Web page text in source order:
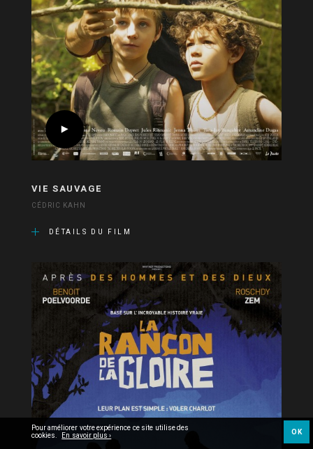
VIE SAUVAGE
CÉDRIC KAHN
DÉTAILS DU FILM
Pour améliorer votre expérience ce site utilise des
cookies. En savoir plus › OK